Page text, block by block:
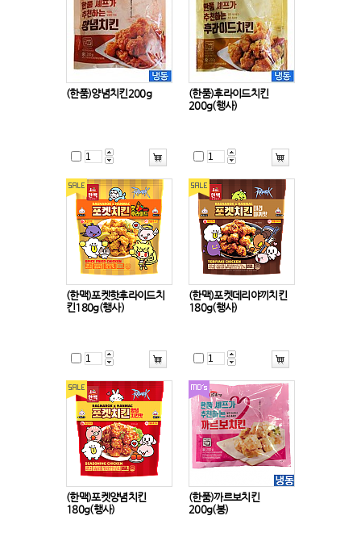
(한품)양념치킨200g
(한품)후라이드치킨
200g(행사)
(한맥)포켓핫후라이드치
킨180g(행사)
(한맥)포켓데리야끼치킨
180g(행사)
(한맥)포켓양념치킨
180g(행사)
(한품)까르보치킨
200g(봉)